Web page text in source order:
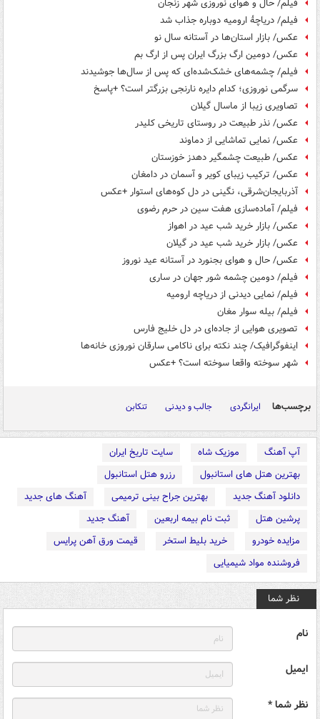
فیلم/ حال و هوای نوروزی شهر زنجان
فیلم/ دریاچهٔ ارومیه دوباره جذاب شد
عکس/ بازار استان‌ها در آستانه سال نو
عکس/ دومین ارگ بزرگ ایران پس از ارگ بم
فیلم/ چشمه‌های خشک‌شده‌ای که پس از سال‌ها جوشیدند
سرگمی نوروزی؛ کدام دایره نارنجی بزرگتر است؟ +پاسخ
تصاویری زیبا از ماسال گیلان
عکس/ نذر طبیعت در روستای تاریخی کلیدر
عکس/ نمایی تماشایی از دماوند
عکس/ طبیعت چشمگیر دهدز خوزستان
عکس/ ترکیب زیبای کویر و آسمان در دامغان
آذربایجان‌شرقی، نگینی در دل کوه‌های استوار +عکس
فیلم/ آماده‌سازی هفت سین در حرم رضوی
عکس/ بازار خرید شب عید در اهواز
عکس/ بازار خرید شب عید در گیلان
عکس/ حال و هوای بجنورد در آستانه عید نوروز
فیلم/ دومین چشمه شور جهان در ساری
فیلم/ نمایی دیدنی از دریاچه ارومیه
فیلم/ بیله سوار مغان
تصویری هوایی از جاده‌ای در دل خلیج فارس
اینفوگرافیک/ چند نکته برای ناکامی سارقان نوروزی خانه‌ها
شهر سوخته واقعا سوخته است؟ +عکس
برچسب‌ها ایرانگردی جالب و دیدنی تنکابن
آپ آهنگ موزیک شاه
سایت تاریخ ایران
بهترین هتل های استانبول
رزرو هتل استانبول
دانلود آهنگ جدید
بهترین جراح بینی ترمیمی
آهنگ های جدید
پرشین هتل
ثبت نام بیمه اربعین
آهنگ جدید
مزایده خودرو
خرید بلیط استخر
قیمت ورق آهن پرایس
فروشنده مواد شیمیایی
نظر شما
نام
ایمیل
نظر شما *